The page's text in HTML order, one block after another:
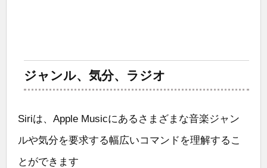
ジャンル、気分、ラジオ
Siriは、Apple Musicにあるさまざまな音楽ジャン
ルや気分を要求する幅広いコマンドを理解するこ
とができます